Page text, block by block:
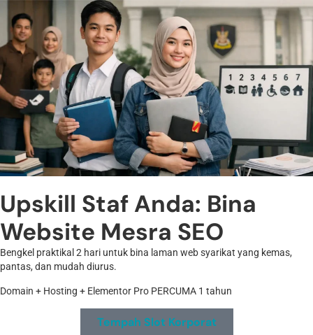
Upskill Staf Anda: Bina
Website Mesra SEO
Bengkel praktikal 2 hari untuk bina laman web syarikat yang kemas,
pantas, dan mudah diurus.
Domain + Hosting + Elementor Pro PERCUMA 1 tahun
Tempah Slot Korporat